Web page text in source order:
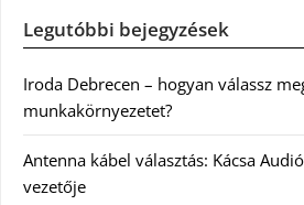
Legutóbbi bejegyzések
Iroda Debrecen – hogyan válassz
munkakörnyezetet?
Antenna kábel választás: Kácsa
vezetője